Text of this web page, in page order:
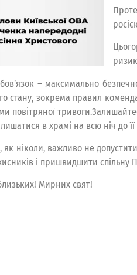
– максимально
стану, зокрема правил
повітряної
в храмі на всю ніч до
як ніколи, важливо не
і пришвидшити спільну
Мирних свят!